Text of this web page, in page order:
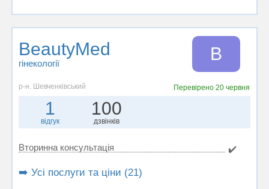
BeautyMed
гінекології B
р-н. Шевченківський Перевірено20 червня
1
відгук
100
дзвінків
Вторинна консультація ✔️
➡️ Усі послуги та ціни (21)